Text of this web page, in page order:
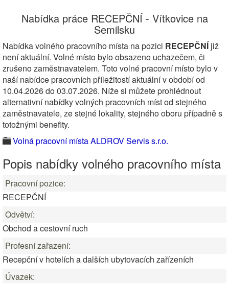
Nabídka práce RECEPČNÍ - Vítkovice na
Semilsku
Nabídka volného pracovního místa na pozici RECEPČNÍjiž
není aktuální. Volné místo bylo obsazeno uchazečem, či
zrušeno zaměstnavatelem. Toto volné pracovní místo bylo v
naší nabídce pracovních příležitostí aktuální v období od
10.04.2026 do 03.07.2026. Níže si můžete prohlédnout
alternativní nabídky volných pracovních míst od stejného
zaměstnavatele, ze stejné lokality, stejného oboru případně s
totožnými benefity.
Volná pracovní místa ALDROV Servis s.r.o.
Popis nabídky volného pracovního místa
Pracovní pozice:
RECEPČNÍ
Odvětví:
Obchod a cestovní ruch
Profesní zařazení:
Recepční v hotelích a dalších ubytovacích zařízeních
Úvazek: